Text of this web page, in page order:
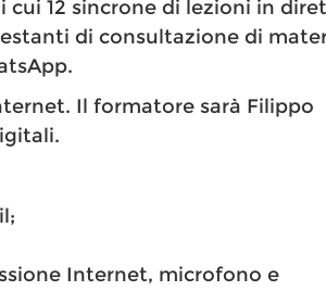
cui 12 sincrone di lezioni in
di consultazione di
Il formatore sarà Filippo
Internet, microfono e